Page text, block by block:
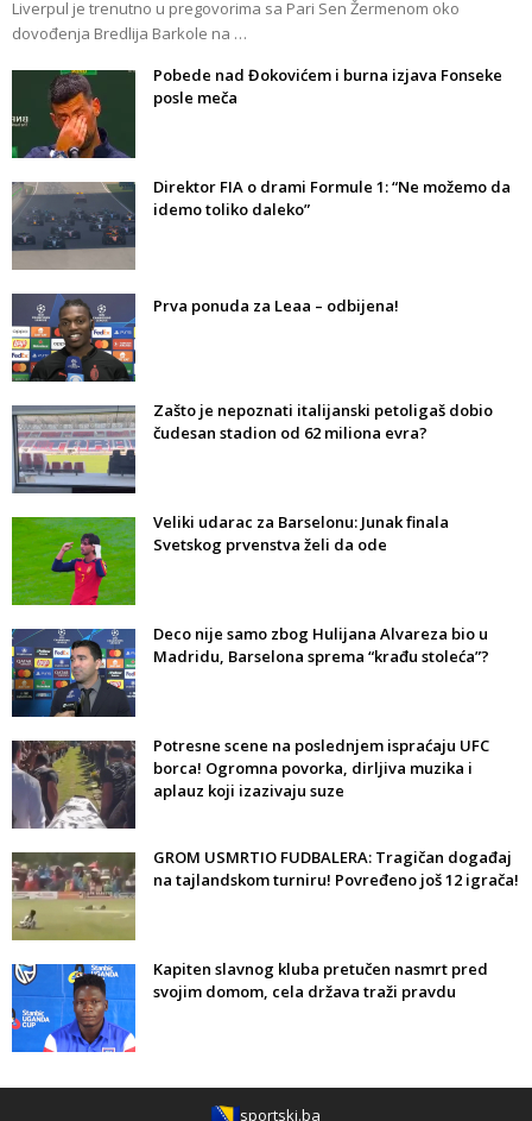
Liverpul je trenutno u pregovorima sa Pari Sen Žermenom oko
dovođenja Bredlija Barkole na …
Pobede nad Đokovićem i burna izjava Fonseke
posle meča
Direktor FIA o drami Formule 1: “Ne možemo da
idemo toliko daleko”
Prva ponuda za Leaa – odbijena!
Zašto je nepoznati italijanski petoligaš dobio
čudesan stadion od 62 miliona evra?
Veliki udarac za Barselonu: Junak finala
Svetskog prvenstva želi da ode
Deco nije samo zbog Hulijana Alvareza bio u
Madridu, Barselona sprema “krađu stoleća”?
Potresne scene na poslednjem ispraćaju UFC
borca! Ogromna povorka, dirljiva muzika i
aplauz koji izazivaju suze
GROM USMRTIO FUDBALERA: Tragičan događaj
na tajlandskom turniru! Povređeno još 12 igrača!
Kapiten slavnog kluba pretučen nasmrt pred
svojim domom, cela država traži pravdu
sportski.ba